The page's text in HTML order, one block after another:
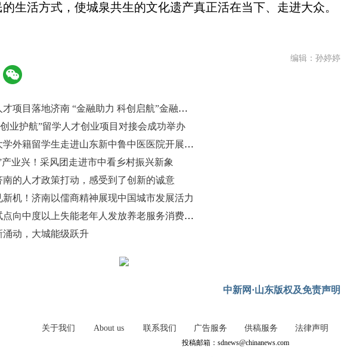
生活方式，使城泉共生的文化遗产真正活在当下、走进大众。
编辑：孙婷婷
精准赋能人才项目落地济南 “金融助力 科创启航”金融路演专场对接会举办
业护航”留学人才创业项目对接会成功举办
山东师范大学外籍留学生走进山东新中鲁中医医院开展研学活动
产业兴！采风团走进市中看乡村振兴新象
南的人才政策打动，感受到了创新的诚意
新机！济南以儒商精神展现中国城市发展活力
济南率先试点向中度以上失能老年人发放养老服务消费补贴
涌动，大城能级跃升
中新网·山东版权及免责声明
关于我们 About us 联系我们 广告服务 供稿服务 法律声明
投稿邮箱：sdnews@chinanews.com